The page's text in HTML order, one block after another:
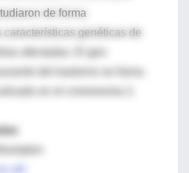
de forma
genéticas de
afectadas. El gen